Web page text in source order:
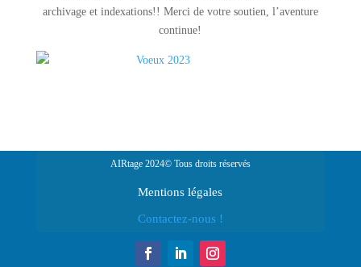
archivage et indexations!! Merci de votre soutien, l’aventure
continue!
AIRtage 2024© Tous droits réservés
Mentions légales
Contactez-nous !